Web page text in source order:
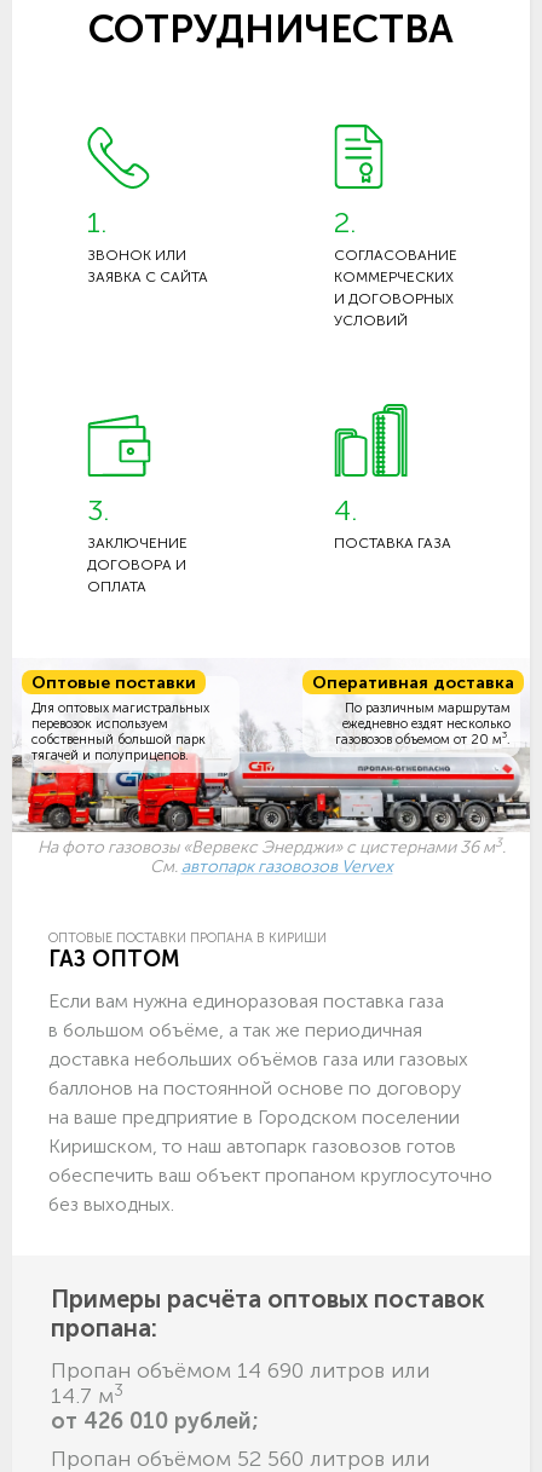
СОТРУДНИЧЕСТВА
1.
ЗВОНОК ИЛИ
ЗАЯВКА С САЙТА
2.
СОГЛАСОВАНИЕ
КОММЕРЧЕСКИХ
И ДОГОВОРНЫХ
УСЛОВИЙ
3.
ЗАКЛЮЧЕНИЕ
ДОГОВОРА И
ОПЛАТА
4.
ПОСТАВКА ГАЗА
Оптовые поставки
Для оптовых магистральных
перевозок используем
собственный большой парк
тягачей и полуприцепов.
Оперативная доставка
По различным маршрутам
ежедневно ездят несколько
газовозов объемом от 20 м3
На фото газовозы «Вервекс Энерджи» с цистернами 36 м3.
См. автопарк газовозов Vervex
ОПТОВЫЕ ПОСТАВКИ ПРОПАНА В КИРИШИ
ГАЗ ОПТОМ
Если вам нужна единоразовая поставка газа
в большом объёме, а так же периодичная
доставка небольших объёмов газа или газовых
баллонов на постоянной основе по договору
на ваше предприятие в Городском поселении
Киришском, то наш автопарк газовозов готов
обеспечить ваш объект пропаном круглосуточно
без выходных.
Примеры расчёта оптовых поставок
пропана:
Пропан объёмом 14 690 литров или
14.7 м3
от 426 010 рублей;
Пропан объёмом 52 560 литров или